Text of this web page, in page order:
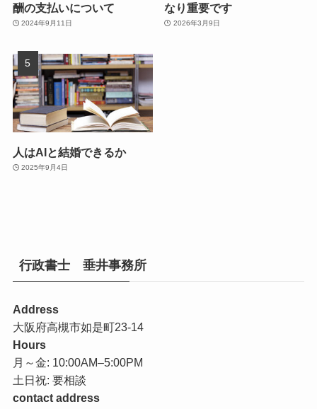
酬の支払いについて
2024年9月11日
なり重要です
2026年3月9日
人はAIと結婚できるか
2025年9月4日
行政書士 垂井事務所
Address
大阪府高槻市如是町23-14
Hours
月～金: 10:00AM–5:00PM
土日祝: 要相談
contact address